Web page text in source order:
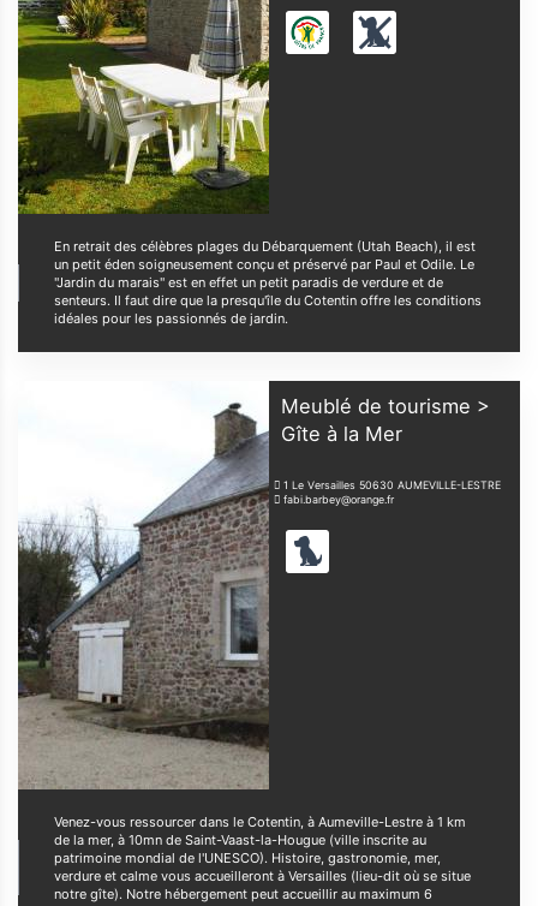
En retrait des célèbres plages du Débarquement (Utah Beach), il est
un petit éden soigneusement conçu et préservé par Paul et Odile. Le
"Jardin du marais" est en effet un petit paradis de verdure et de
senteurs. Il faut dire que la presqu'île du Cotentin offre les conditions
idéales pour les passionnés de jardin.
Meublé de tourisme >
Gîte à la Mer
1 Le Versailles 50630 AUMEVILLE-LESTRE
fabi.barbey@orange.fr
Venez-vous ressourcer dans le Cotentin, à Aumeville-Lestre à 1 km
de la mer, à 10mn de Saint-Vaast-la-Hougue (ville inscrite au
patrimoine mondial de l'UNESCO). Histoire, gastronomie, mer,
verdure et calme vous accueilleront à Versailles (lieu-dit où se situe
notre gîte). Notre hébergement peut accueillir au maximum 6